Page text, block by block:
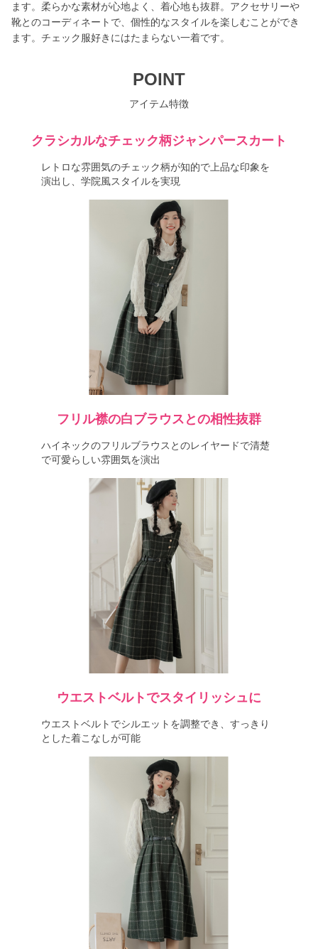
ます。柔らかな素材が心地よく、着心地も抜群。アクセサリーや
靴とのコーディネートで、個性的なスタイルを楽しむことができ
ます。チェック服好きにはたまらない一着です。
POINT
アイテム特徴
クラシカルなチェック柄ジャンパースカート
レトロな雰囲気のチェック柄が知的で上品な印象を
演出し、学院風スタイルを実現
フリル襟の白ブラウスとの相性抜群
ハイネックのフリルブラウスとのレイヤードで清楚
で可愛らしい雰囲気を演出
ウエストベルトでスタイリッシュに
ウエストベルトでシルエットを調整でき、すっきり
とした着こなしが可能